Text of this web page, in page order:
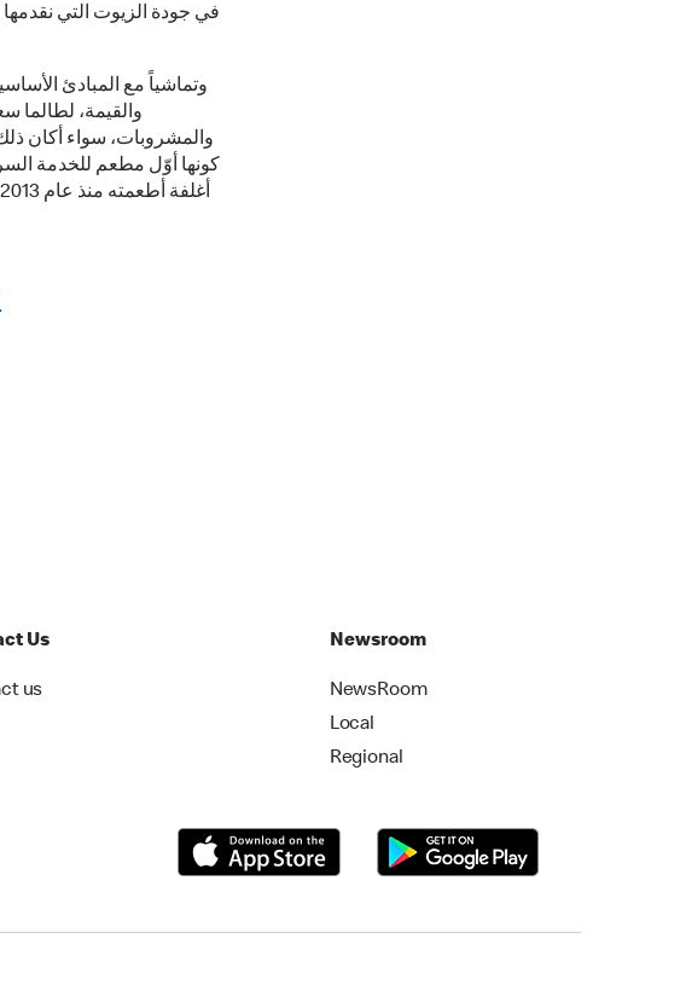
في جودة الزيوت التي نقدمها
وتماشياً مع المبادئ
والقيمة، لطالما
كونها أوّل مطعم للخدمة
Us
us
Newsroom
NewsRoom
Local
Regional